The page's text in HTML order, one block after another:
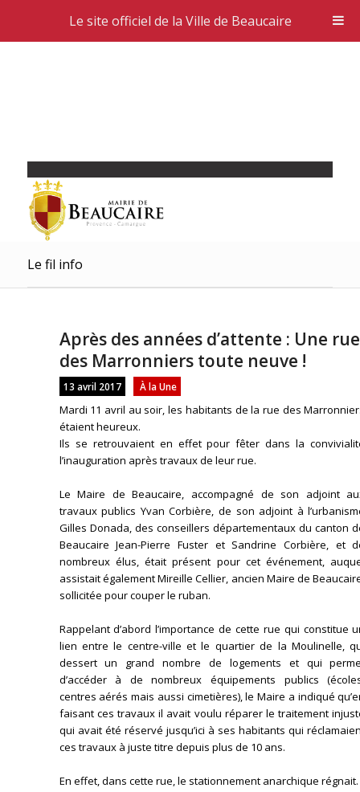
Le fil info
Après des années d’attente : Une rue
des Marronniers toute neuve !
13 avril 2017 À la Une
Mardi 11 avril au soir, les habitants de la rue des
étaient heureux.
Ils se retrouvaient en effet pour fêter dans la
l’inauguration après travaux de leur rue.
Le Maire de Beaucaire, accompagné de son adjoint
travaux publics Yvan Corbière, de son adjoint à
Gilles Donada, des conseillers départementaux du canton
Beaucaire Jean-Pierre Fuster et Sandrine Corbière, et
nombreux élus, était présent pour cet événement,
assistait également Mireille Cellier, ancien Maire de
sollicitée pour couper le ruban.
Rappelant d’abord l’importance de cette rue qui constitue
lien entre le centre-ville et le quartier de la Moulinelle,
dessert un grand nombre de logements et qui
d’accéder à de nombreux équipements publics
centres aérés mais aussi cimetières), le Maire a indiqué
faisant ces travaux il avait voulu réparer le traitement
qui avait été réservé jusqu’ici à ses habitants qui
ces travaux à juste titre depuis plus de 10 ans.
En effet, dans cette rue, le stationnement anarchique régnait.
Le site officiel de la Ville de Beaucaire